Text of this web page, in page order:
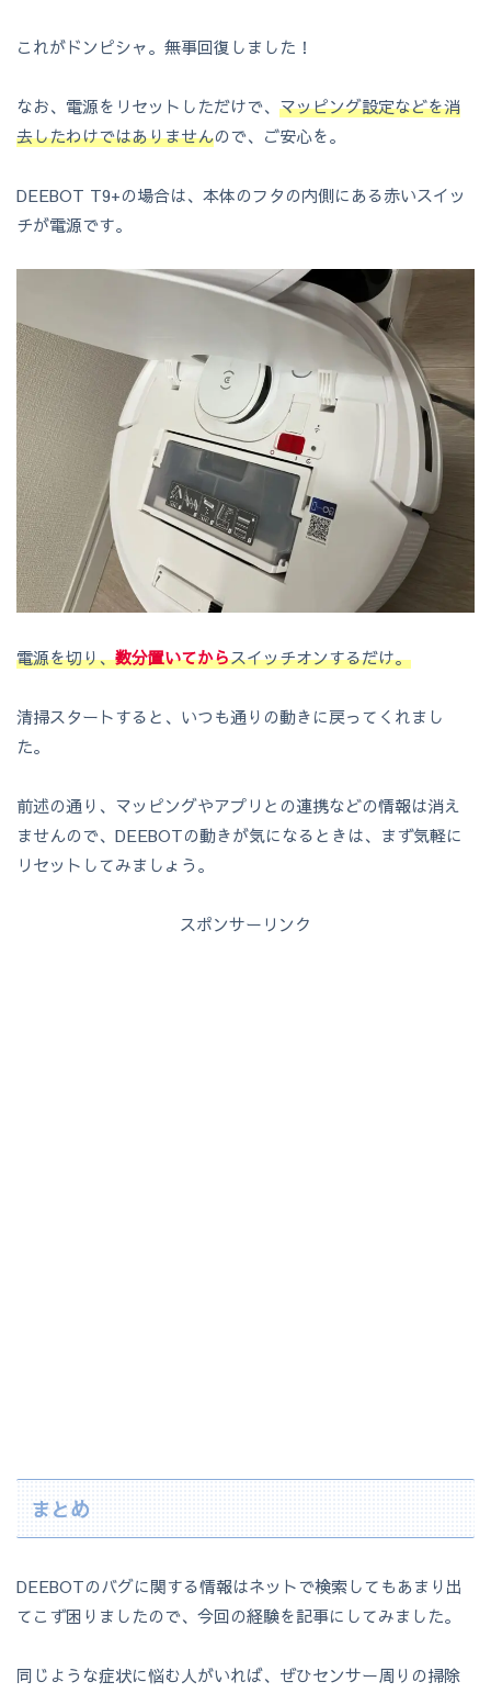
これがドンピシャ。無事回復しました！
なお、電源をリセットしただけで、 マッピング設定などを消
去したわけではありませんので、ご安心を。
DEEBOT T9+の場合は、本体のフタの内側にある赤いスイッ
チが電源です。
電源を切り、数分置いてからスイッチオンするだけ。
清掃スタートすると、いつも通りの動きに戻ってくれまし
た。
前述の通り、マッピングやアプリとの連携などの情報は消え
ませんので、DEEBOTの動きが気になるときは、まず気軽に
リセットしてみましょう。
スポンサーリンク
まとめ
DEEBOTのバグに関する情報はネットで検索してもあまり出
てこず困りましたので、今回の経験を記事にしてみました。
同じような症状に悩む人がいれば、ぜひセンサー周りの掃除